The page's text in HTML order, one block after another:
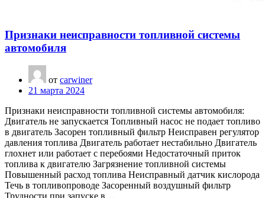
Признаки неисправности топливной системы
автомобиля
от carwiner
21 марта 2024
Признаки неисправности топливной системы автомобиля:
Двигатель не запускается Топливный насос не подает топливо
в двигатель Засорен топливный фильтр Неисправен регулятор
давления топлива Двигатель работает нестабильно Двигатель
глохнет или работает с перебоями Недостаточный приток
топлива к двигателю Загрязнение топливной системы
Повышенный расход топлива Неисправный датчик кислорода
Течь в топливопроводе Засоренный воздушный фильтр